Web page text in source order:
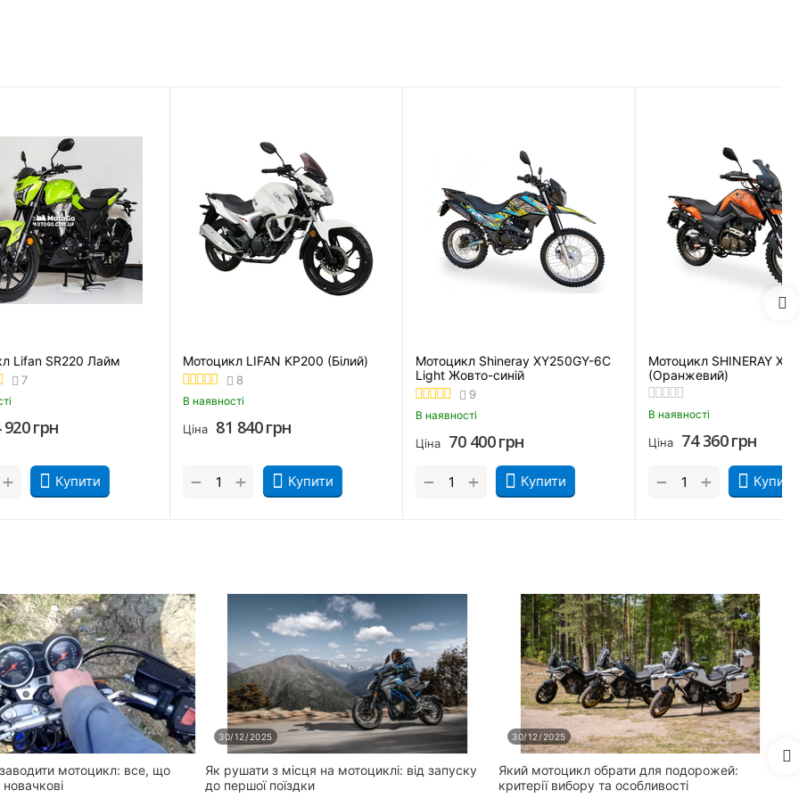
(Зелений) Мотоцикл Lifan SR220 Лайм
грн
Купити
Мотоцикл LIFAN KP200 (Білий)
грн
Купити
Мотоцикл Shineray XY250GY-6C
Light Жовто-синій
грн
Купити
мотоцикл: все, що
новачкові
30/12/2025
Як рушати з місця на мотоциклі: від запуску
до першої поїздки
30/12/2025
Який мотоцикл обрати для подорожей:
критерії вибору та особливості